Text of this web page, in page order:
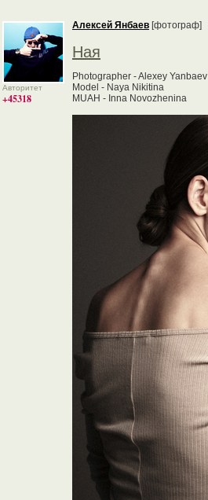
Авторитет
+45318
Алексей Янбаев [фотограф]
Ная
Photographer - Alexey Yanbaev
Model - Naya Nikitina
MUAH - Inna Novozhenina